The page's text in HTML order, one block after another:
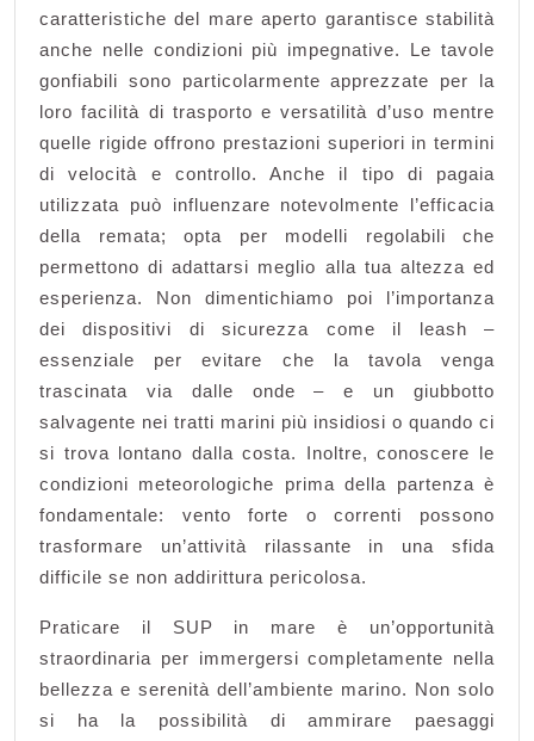
caratteristiche del mare aperto garantisce stabilità
anche nelle condizioni più impegnative. Le tavole
gonfiabili sono particolarmente apprezzate per la
loro facilità di trasporto e versatilità d’uso mentre
quelle rigide offrono prestazioni superiori in termini
di velocità e controllo. Anche il tipo di pagaia
utilizzata può influenzare notevolmente l’efficacia
della remata; opta per modelli regolabili che
permettono di adattarsi meglio alla tua altezza ed
esperienza. Non dimentichiamo poi l’importanza
dei dispositivi di sicurezza come il leash –
essenziale per evitare che la tavola venga
trascinata via dalle onde – e un giubbotto
salvagente nei tratti marini più insidiosi o quando ci
si trova lontano dalla costa. Inoltre, conoscere le
condizioni meteorologiche prima della partenza è
fondamentale: vento forte o correnti possono
trasformare un’attività rilassante in una sfida
difficile se non addirittura pericolosa.
Praticare il SUP in mare è un’opportunità
straordinaria per immergersi completamente nella
bellezza e serenità dell’ambiente marino. Non solo
si ha la possibilità di ammirare paesaggi